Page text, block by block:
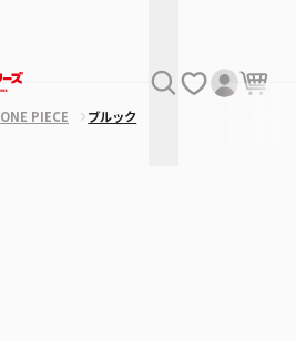
ONE PIECE ブルック